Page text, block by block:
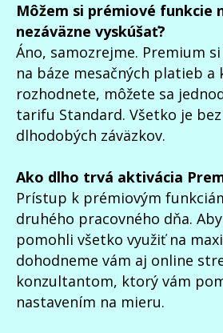
Môžem si prémiové funkcie
nezáväzne vyskúšať?
Áno, samozrejme. Premium
na báze mesačných platieb a
rozhodnete, môžete sa
tarifu Standard. Všetko je
dlhodobých záväzkov.
Ako dlho trvá aktivácia
Prístup k prémiovým
druhého pracovného dňa.
pomohli všetko využiť na
dohodneme vám aj online
konzultantom, ktorý vám
nastavením na mieru.